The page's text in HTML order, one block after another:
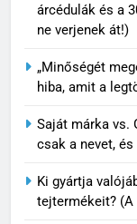
árcédulák és a
ne verjenek át!)
„Minőségét
hiba, amit a
Saját márka vs.
csak a nevet,
Ki gyártja
tejtermékeit?